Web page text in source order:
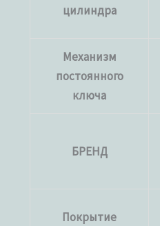
цилиндра
Механизм
постоянного
ключа
БРЕНД
Покрытие